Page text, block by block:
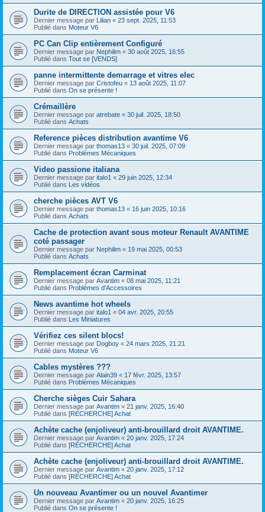
Durite de DIRECTION assistée pour V6
Dernier message par Lilian « 23 sept. 2025, 11:53
Publié dans Moteur V6
PC Can Clip entièrement Configuré
Dernier message par Nephilim « 30 août 2025, 16:55
Publié dans Tout se [VENDS]
panne intermittente demarrage et vitres elec
Dernier message par Cristofeu « 13 août 2025, 11:07
Publié dans On se présente !
Crémaillère
Dernier message par atrebate « 30 juil. 2025, 18:50
Publié dans Achats
Reference pièces distribution avantime V6
Dernier message par thomas13 « 30 juil. 2025, 07:09
Publié dans Problèmes Mécaniques
Video passione italiana
Dernier message par italo1 « 29 juin 2025, 12:34
Publié dans Les vidéos
cherche pièces AVT V6
Dernier message par thomas13 « 16 juin 2025, 10:16
Publié dans Achats
Cache de protection avant sous moteur Renault AVANTIME
coté passager
Dernier message par Nephilim « 19 mai 2025, 00:53
Publié dans Achats
Remplacement écran Carminat
Dernier message par Avantim « 08 mai 2025, 11:21
Publié dans Problèmes d'Accessoires
News avantime hot wheels
Dernier message par italo1 « 04 avr. 2025, 20:55
Publié dans Les Miniatures
Vérifiez ces silent blocs!
Dernier message par Dogboy « 24 mars 2025, 21:21
Publié dans Moteur V6
Cables mystères ???
Dernier message par Alain39 « 17 févr. 2025, 13:57
Publié dans Problèmes Mécaniques
Cherche sièges Cuir Sahara
Dernier message par Avantim « 21 janv. 2025, 16:40
Publié dans [RECHERCHE] Achat
Achète cache (enjoliveur) anti-brouillard droit AVANTIME.
Dernier message par Avantim « 20 janv. 2025, 17:24
Publié dans [RECHERCHE] Achat
Achète cache (enjoliveur) anti-brouillard droit AVANTIME.
Dernier message par Avantim « 20 janv. 2025, 17:12
Publié dans [RECHERCHE] Achat
Un nouveau Avantimer ou un nouvel Avantimer
Dernier message par Avantim « 20 janv. 2025, 16:25
Publié dans On se présente !